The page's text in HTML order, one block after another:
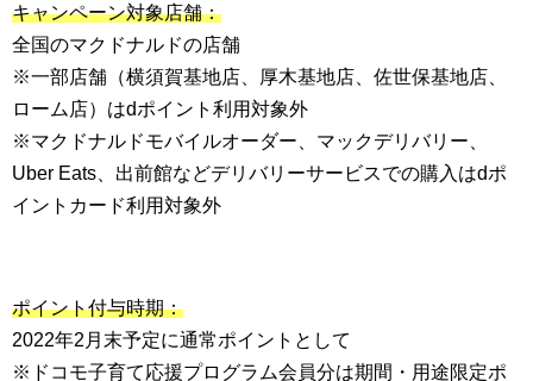
キャンペーン対象店舗：
全国のマクドナルドの店舗
※一部店舗（横須賀基地店、厚木基地店、佐世保基地店、
ローム店）はdポイント利用対象外
※マクドナルドモバイルオーダー、マックデリバリー、
Uber Eats、出前館などデリバリーサービスでの購入はdポ
イントカード利用対象外
ポイント付与時期：
2022年2月末予定に通常ポイントとして
※ドコモ子育て応援プログラム会員分は期間・用途限定ポ